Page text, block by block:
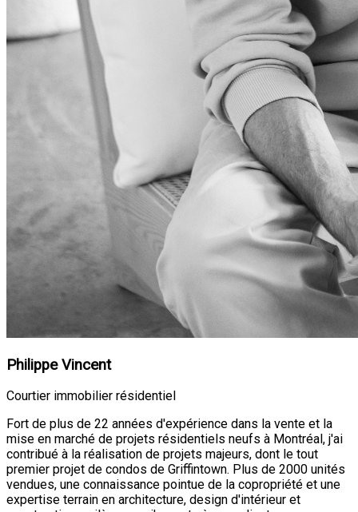
Philippe Vincent
Courtier immobilier résidentiel
Fort de plus de 22 années d'expérience dans la vente et la
mise en marché de projets résidentiels neufs à Montréal, j'ai
contribué à la réalisation de projets majeurs, dont le tout
premier projet de condos de Griffintown. Plus de 2000 unités
vendues, une connaissance pointue de la copropriété et une
expertise terrain en architecture, design d'intérieur et